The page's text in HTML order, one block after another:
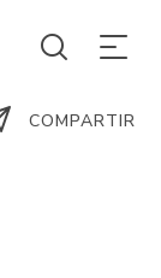
COMPARTIR